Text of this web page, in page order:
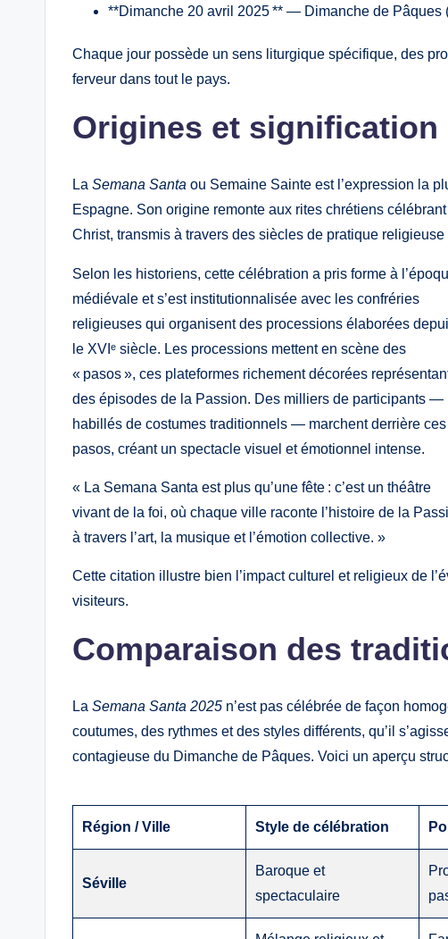
**Dimanche 20 avril 2025 ** — Dimanche de Pâques
Chaque jour possède un sens liturgique spécifique, des
ferveur dans tout le pays.
Origines et signification
La Semana Santa ou Semaine Sainte est l’expression la
Espagne. Son origine remonte aux rites chrétiens
Christ, transmis à travers des siècles de pratique religieuse
Selon les historiens, cette célébration a pris forme à
médiévale et s’est institutionnalisée avec les confréries
religieuses qui organisent des processions élaborées
le XVIᵉ siècle. Les processions mettent en scène des
« pasos », ces plateformes richement décorées
des épisodes de la Passion. Des milliers de participants —
habillés de costumes traditionnels — marchent derrière ces
pasos, créant un spectacle visuel et émotionnel intense.
« La Semana Santa est plus qu’une fête : c’est un théâtre
vivant de la foi, où chaque ville raconte l’histoire de la
à travers l’art, la musique et l’émotion collective. »
Cette citation illustre bien l’impact culturel et religieux de
visiteurs.
Comparaison des
La Semana Santa 2025 n’est pas célébrée de façon
coutumes, des rythmes et des styles différents, qu’il
contagieuse du Dimanche de Pâques. Voici un aperçu
Région / Ville Style de célébration
Séville
Baroque et
spectaculaire